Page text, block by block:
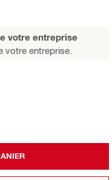
votre entreprise
votre entreprise.